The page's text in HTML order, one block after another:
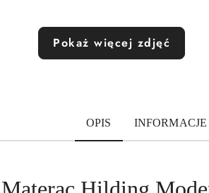
Pokaż więcej zdjęć
OPIS